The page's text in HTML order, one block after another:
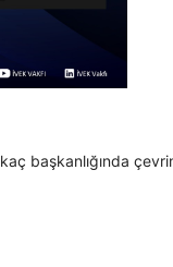
başkanlığında